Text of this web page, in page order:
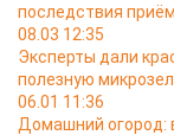
последствия
08.03 12:35
Эксперты дали
полезную
06.01 11:36
Домашний огород: